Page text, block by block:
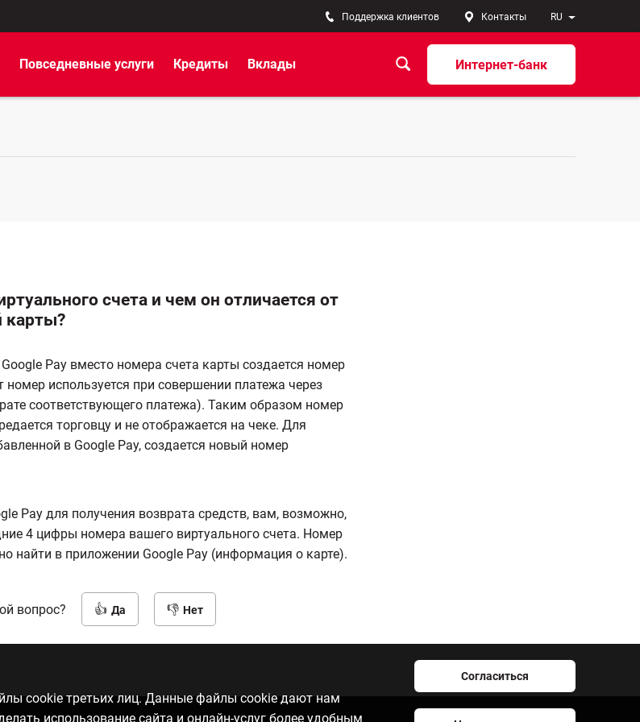
RU
Поддержка клиентов Контакты
Интернет-банк
Повседневные услуги Кредиты Вклады
счета и чем он отличается от
карты?
Pay вместо номера счета карты создается номер
номер используется при совершении платежа через
соответствующего платежа). Таким образом номер
торговцу и не отображается на чеке. Для
в Google Pay, создается новый номер
Pay для получения возврата средств, вам, возможно,
4 цифры номера вашего виртуального счета. Номер
найти в приложении Google Pay (информация о карте).
вопрос? Да Нет
cookie третьих лиц. Данные файлы cookie дают нам
использование сайта и онлайн-услуг более удобным
Согласиться